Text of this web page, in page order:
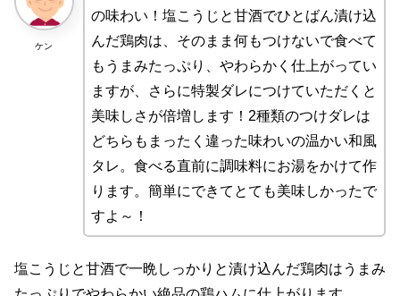
ケン
の味わい！塩こうじと甘酒でひとばん漬け込
んだ鶏肉は、そのまま何もつけないで食べて
もうまみたっぷり、やわらかく仕上がってい
ますが、さらに特製ダレにつけていただくと
美味しさが倍増します！2種類のつけダレは
どちらもまったく違った味わいの温かい和風
タレ。食べる直前に調味料にお湯をかけて作
ります。簡単にできてとても美味しかったで
すよ～！
塩こうじと甘酒で一晩しっかりと漬け込んだ鶏肉はうまみ